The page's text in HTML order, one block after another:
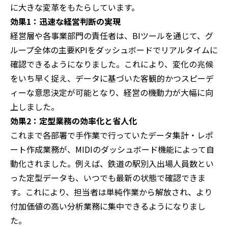
に大きな変革をもたらしています。
効果1：迅速な経営判断の実現
経営層や各事業部門の責任者は、BIツールを通じて、グ
ループ全体の主要KPIをダッシュボードでリアルタイムに
確認できるようになりました。これにより、変化の兆候
をいち早く捉え、データに基づいた客観的かつスピーデ
ィーな意思決定が可能となり、経営の機動力が大幅に向
上しました。
効果2：定型業務の効率化と省人化
これまで各部署で手作業で行っていたデータ集計・レポ
ート作成業務が、MIDIのダッシュボード機能によって自
動化されました。例えば、鉄道の駅別入出場人員数とい
った定型データも、いつでも最新の状態で確認できま
す。これにより、担当者は単純作業から解放され、より
付加価値の高い分析業務に集中できるようになりまし
た。